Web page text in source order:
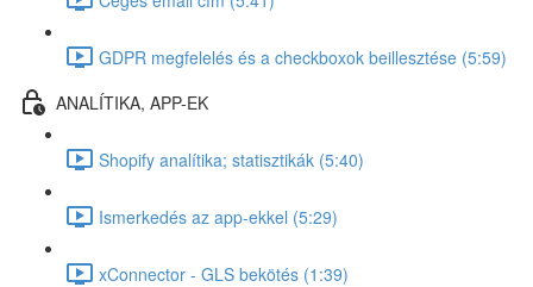
GDPR megfelelés és a checkboxok beillesztése (5:59)
ANALÍTIKA, APP-EK
Shopify analítika; statisztikák (5:40)
Ismerkedés az app-ekkel (5:29)
xConnector - GLS bekötés (1:39)